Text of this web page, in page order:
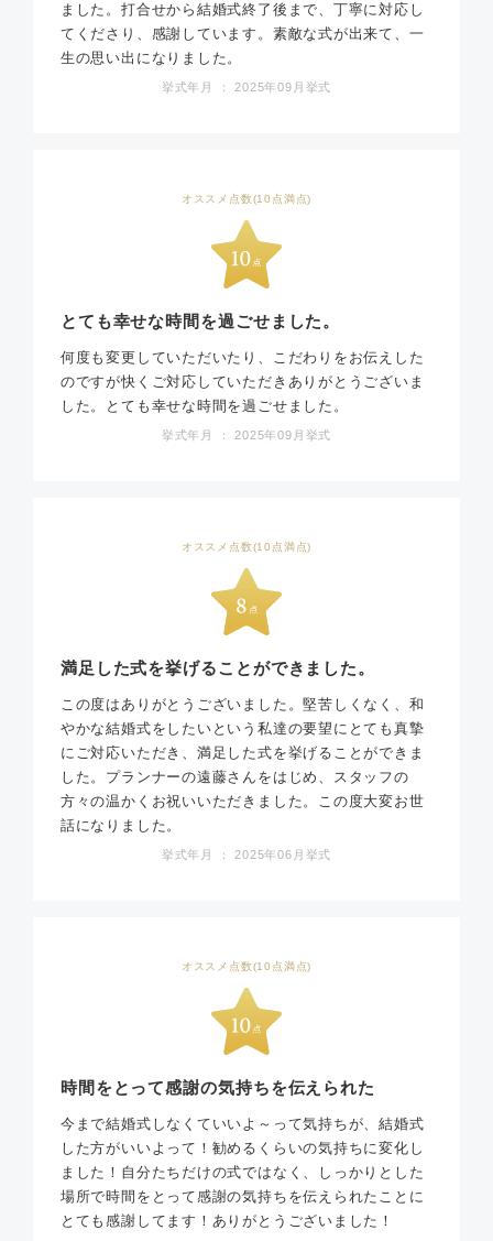
ました。打合せから結婚式終了後まで、丁寧に対応し
てくださり、感謝しています。素敵な式が出来て、一
生の思い出になりました。
挙式年月 ： 2025年09月挙式
オススメ点数(10点満点)
とても幸せな時間を過ごせました。
何度も変更していただいたり、こだわりをお伝えした
のですが快くご対応していただきありがとうございま
した。とても幸せな時間を過ごせました。
挙式年月 ： 2025年09月挙式
オススメ点数(10点満点)
満足した式を挙げることができました。
この度はありがとうございました。堅苦しくなく、和
やかな結婚式をしたいという私達の要望にとても真摯
にご対応いただき、満足した式を挙げることができま
した。プランナーの遠藤さんをはじめ、スタッフの
方々の温かくお祝いいただきました。この度大変お世
話になりました。
挙式年月 ： 2025年06月挙式
オススメ点数(10点満点)
時間をとって感謝の気持ちを伝えられた
今まで結婚式しなくていいよ～って気持ちが、結婚式
した方がいいよって！勧めるくらいの気持ちに変化し
ました！自分たちだけの式ではなく、しっかりとした
場所で時間をとって感謝の気持ちを伝えられたことに
とても感謝してます！ありがとうございました！